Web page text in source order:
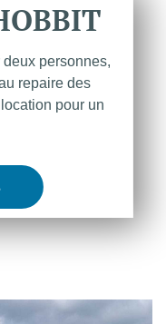
personnes,
repaire des
pour un